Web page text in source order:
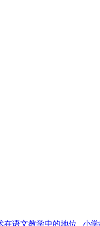
在语文教学中的地位 _小